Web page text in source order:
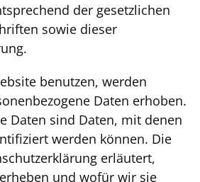
der gesetzlichen
sowie dieser
benutzen, werden
Daten erhoben.
Daten sind Daten, mit denen
werden können. Die
erläutert,
und wofür wir sie